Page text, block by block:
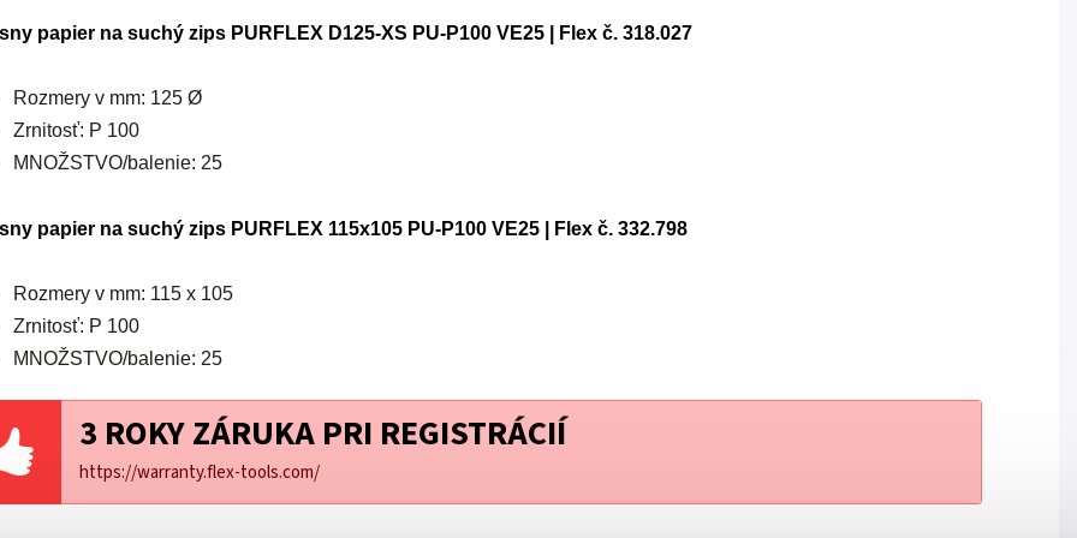
papier na suchý zips PURFLEX D125-XS PU-P100 VE25 | Flex č. 318.027
Rozmery v mm: 125 Ø
Zrnitosť: P 100
MNOŽSTVO/balenie: 25
papier na suchý zips PURFLEX 115x105 PU-P100 VE25 | Flex č. 332.798
Rozmery v mm: 115 x 105
Zrnitosť: P 100
MNOŽSTVO/balenie: 25
3 ROKY ZÁRUKA PRI REGISTRÁCIÍ
https://warranty.flex-tools.com/